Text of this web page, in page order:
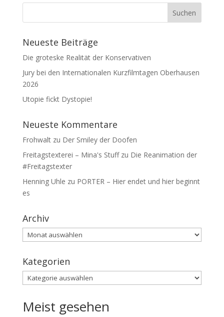
Neueste Beiträge
Die groteske Realität der Konservativen
Jury bei den Internationalen Kurzfilmtagen Oberhausen
2026
Utopie fickt Dystopie!
Neueste Kommentare
Frohwaltzu Der Smiley der Doofen
Freitagstexterei – Mina's Stuffzu Die Reanimation der
#Freitagstexter
Henning Uhle zu PORTER – Hier endet und hier beginnt
es
Archiv
Archiv
Kategorien
Kategorien
Meist gesehen